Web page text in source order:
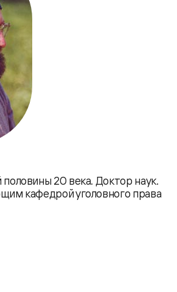
20 века. Доктор наук.
кафедрой уголовного права